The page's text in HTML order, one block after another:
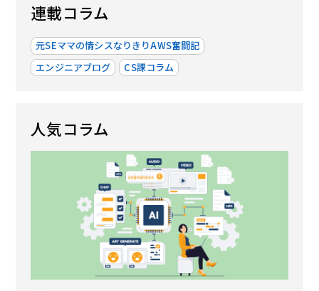
連載コラム
元SEママの情シスなりきりAWS奮闘記
エンジニアブログ
CS課コラム
人気コラム